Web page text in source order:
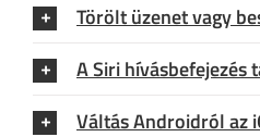
Törölt üzenet vagy
A Siri hívásbefejezés
Váltás Androidról az